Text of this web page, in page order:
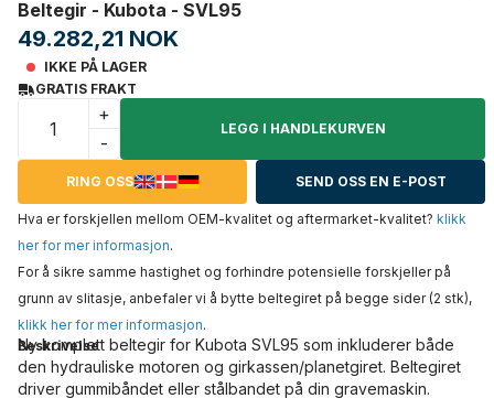
Beltegir - Kubota - SVL95
49.282,21 NOK
IKKE PÅ LAGER
GRATIS FRAKT
+
-
LEGG I HANDLEKURVEN
RING OSS SEND OSS EN E-POST
Hva er forskjellen mellom OEM-kvalitet og aftermarket-kvalitet? klikk
her for mer informasjon.
For å sikre samme hastighet og forhindre potensielle forskjeller på
grunn av slitasje, anbefaler vi å bytte beltegiret på begge sider (2 stk),
klikk her for mer informasjon.
Beskrivelse
Ny komplett beltegir for Kubota SVL95 som inkluderer både
den hydrauliske motoren og girkassen/planetgiret. Beltegiret
driver gummibåndet eller stålbandet på din gravemaskin.